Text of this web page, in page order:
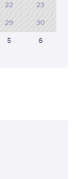
22 23
29 30
5 6